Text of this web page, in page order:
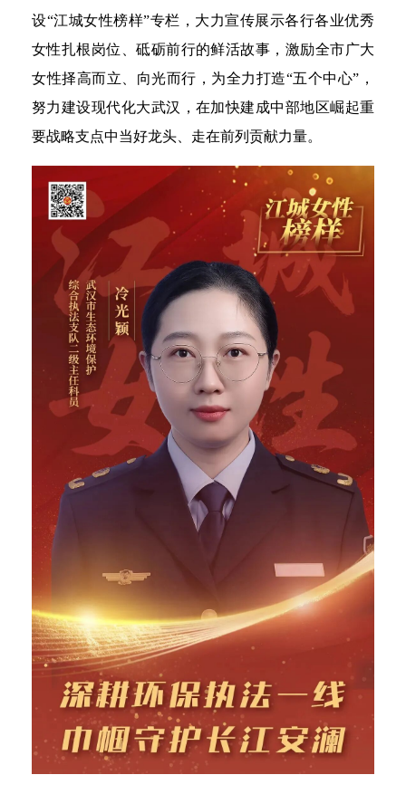
设“江城女性榜样”专栏，大力宣传展示各行各业优秀
女性扎根岗位、砥砺前行的鲜活故事，激励全市广大
女性择高而立、向光而行，为全力打造“五个中心”，
努力建设现代化大武汉，在加快建成中部地区崛起重
要战略支点中当好龙头、走在前列贡献力量。